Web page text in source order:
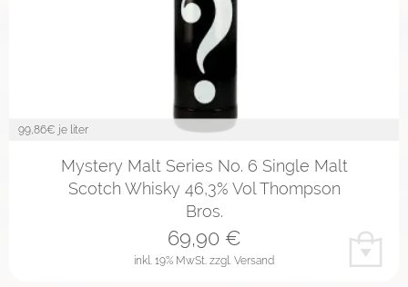
99,86€ je liter
Mystery Malt Series No. 6 Single Malt
Scotch Whisky 46,3% Vol Thompson
Bros.
inkl. 19% MwSt. zzgl. Versand
69,90€